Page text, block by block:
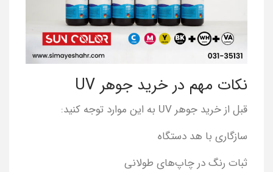
نکات مهم در خرید جوهر UV
قبل از خرید جوهر UV به این موارد توجه کنید:
سازگاری با هد دستگاه
ثبات رنگ در چاپ‌های طولانی